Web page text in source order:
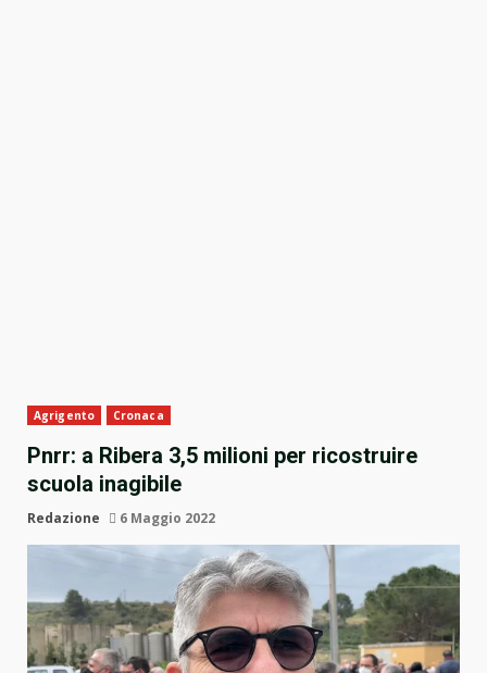
Agrigento Cronaca
Pnrr: a Ribera 3,5 milioni per ricostruire
scuola inagibile
Redazione 6 Maggio 2022